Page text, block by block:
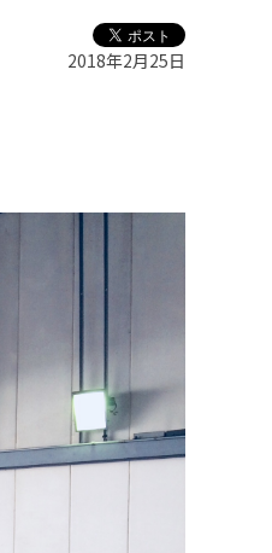
2018年2月25日